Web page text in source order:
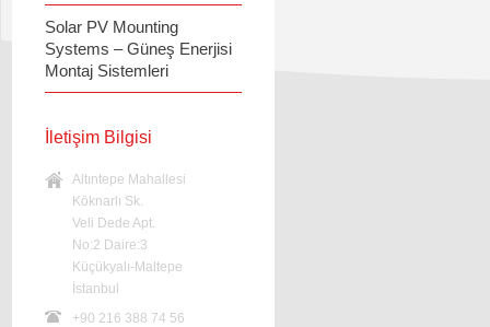
Solar PV Mounting
Systems – Güneş Enerjisi
Montaj Sistemleri
İletişim Bilgisi
Altıntepe Mahallesi
Köknarlı Sk.
Veli Dede Apt.
No:2 Daire:3
Küçükyalı-Maltepe
İstanbul
+90 216 388 74 56